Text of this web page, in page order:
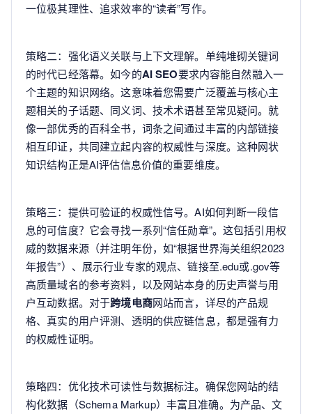
一位极其理性、追求效率的“读者”写作。
策略二：强化语义关联与上下文理解。单纯堆砌关键词
的时代已经落幕。如今的AI SEO要求内容能自然融入一
个主题的知识网络。这意味着您需要广泛覆盖与核心主
题相关的子话题、同义词、技术术语甚至常见疑问。就
像一部优秀的百科全书，词条之间通过丰富的内部链接
相互印证，共同建立起内容的权威性与深度。这种网状
知识结构正是AI评估信息价值的重要维度。
策略三：提供可验证的权威性信号。AI如何判断一段信
息的可信度？它会寻找一系列“信任勋章”。这包括引用权
威的数据来源（并注明年份，如“根据世界海关组织2023
年报告”）、展示行业专家的观点、链接至.edu或.gov等
高质量域名的参考资料，以及网站本身的历史声誉与用
户互动数据。对于跨境电商网站而言，详尽的产品规
格、真实的用户评测、透明的供应链信息，都是强有力
的权威性证明。
策略四：优化技术可读性与数据标注。确保您网站的结
构化数据（Schema Markup）丰富且准确。为产品、文